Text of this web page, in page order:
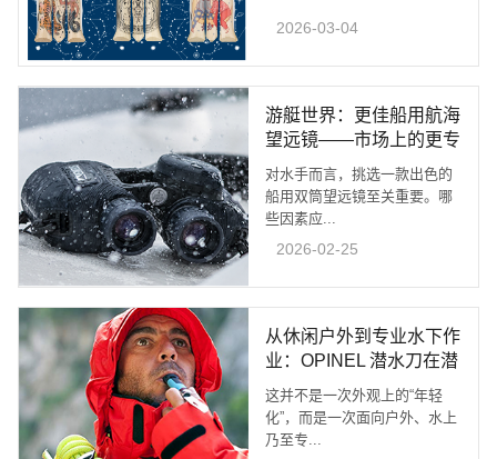
2026-03-04
游艇世界：更佳船用航海
望远镜——市场上的更专
业选择!
对水手而言，挑选一款出色的
船用双筒望远镜至关重要。哪
些因素应...
2026-02-25
从休闲户外到专业水下作
业：OPINEL 潜水刀在潜
水与海洋工程领域的应用
价值
这并不是一次外观上的“年轻
化”，而是一次面向户外、水上
乃至专...